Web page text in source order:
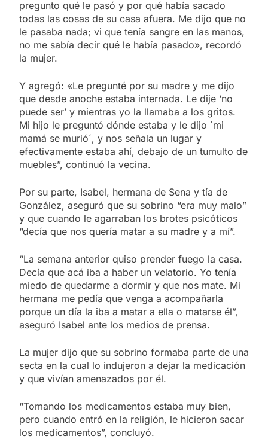
pregunto qué le pasó y por qué había sacado
todas las cosas de su casa afuera. Me dijo que no
le pasaba nada; vi que tenía sangre en las manos,
no me sabía decir qué le había pasado», recordó
la mujer.
Y agregó: «Le pregunté por su madre y me dijo
que desde anoche estaba internada. Le dije ‘no
puede ser’ y mientras yo la llamaba a los gritos.
Mi hijo le preguntó dónde estaba y le dijo ´mi
mamá se murió´, y nos señala un lugar y
efectivamente estaba ahí, debajo de un tumulto de
muebles”, continuó la vecina.
Por su parte, Isabel, hermana de Sena y tía de
González, aseguró que su sobrino “era muy malo”
y que cuando le agarraban los brotes psicóticos
“decía que nos quería matar a su madre y a mí”.
“La semana anterior quiso prender fuego la casa.
Decía que acá iba a haber un velatorio. Yo tenía
miedo de quedarme a dormir y que nos mate. Mi
hermana me pedía que venga a acompañarla
porque un día la iba a matar a ella o matarse él”,
aseguró Isabel ante los medios de prensa.
La mujer dijo que su sobrino formaba parte de una
secta en la cual lo indujeron a dejar la medicación
y que vivían amenazados por él.
“Tomando los medicamentos estaba muy bien,
pero cuando entró en la religión, le hicieron sacar
los medicamentos”, concluyó.